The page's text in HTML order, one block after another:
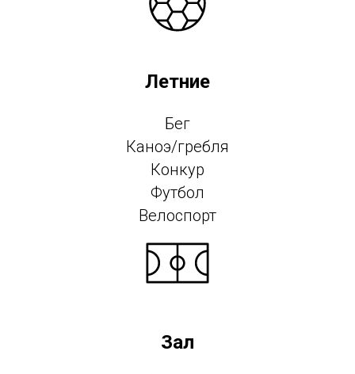
Летние
Бег
Каноэ/гребля
Конкур
Футбол
Велоспорт
Зал